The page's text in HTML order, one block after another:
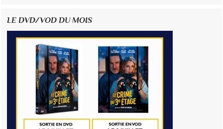
LE DVD/VOD DU MOIS